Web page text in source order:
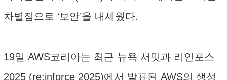
차별점으로 ‘보안’을 내세웠다.
19일 AWS코리아는 최근 뉴욕 서밋과 리인포스
2025 (re:inforce 2025)에서 발표된 AWS의 생성